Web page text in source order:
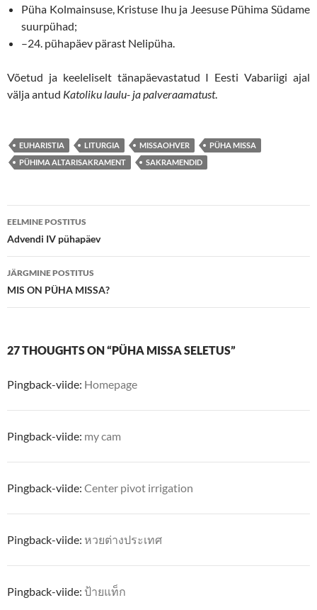
Püha Kolmainsuse, Kristuse Ihu ja Jeesuse Pühima Südame
suurpühad;
–24. pühapäev pärast Nelipüha.
Võetud ja keeleliselt tänapäevastatud I Eesti Vabariigi ajal
välja antud Katoliku laulu- ja palveraamatust.
EUHARISTIA LITURGIA MISSAOHVER
PÜHA MISSA
PÜHIMA ALTARISAKRAMENT
SAKRAMENDID
Postituste
töölaud
EELMINE POSTITUS
Advendi IV pühapäev
JÄRGMINE POSTITUS
MIS ON PÜHA MISSA?
27 THOUGHTS ON “PÜHA MISSA SELETUS”
Pingback-viide: Homepage
Pingback-viide: my cam
Pingback-viide: Center pivot irrigation
Pingback-viide: หวยต่างประเทศ
Pingback-viide: ป้ายแท็ก